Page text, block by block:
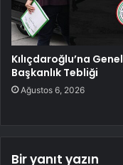
Kılıçdaroğlu’na Genel
Başkanlık Tebliği
Ağustos 6, 2026
Bir yanıt yazın